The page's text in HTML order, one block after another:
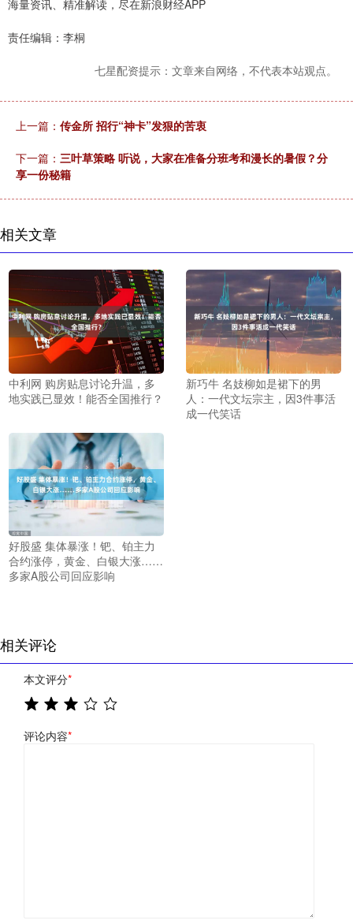
海量资讯、精准解读，尽在新浪财经APP
责任编辑：李桐
七星配资提示：文章来自网络，不代表本站观点。
上一篇： 传金所 招行“神卡”发狠的苦衷
下一篇： 三叶草策略 听说，大家在准备分班考和漫长的暑假？分
享一份秘籍
相关文章
中利网 购房贴息讨论升温，多
地实践已显效！能否全国推行？
新巧牛 名妓柳如是裙下的男
人：一代文坛宗主，因3件事活
成一代笑话
好股盛 集体暴涨！钯、铂主力
合约涨停，黄金、白银大涨……
多家A股公司回应影响
相关评论
本文评分*
评论内容*